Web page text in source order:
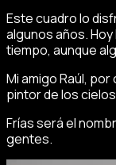
Este cuadro lo
algunos años.
tiempo, aunque
Mi amigo Raúl,
pintor de los
Frías será el
gentes.